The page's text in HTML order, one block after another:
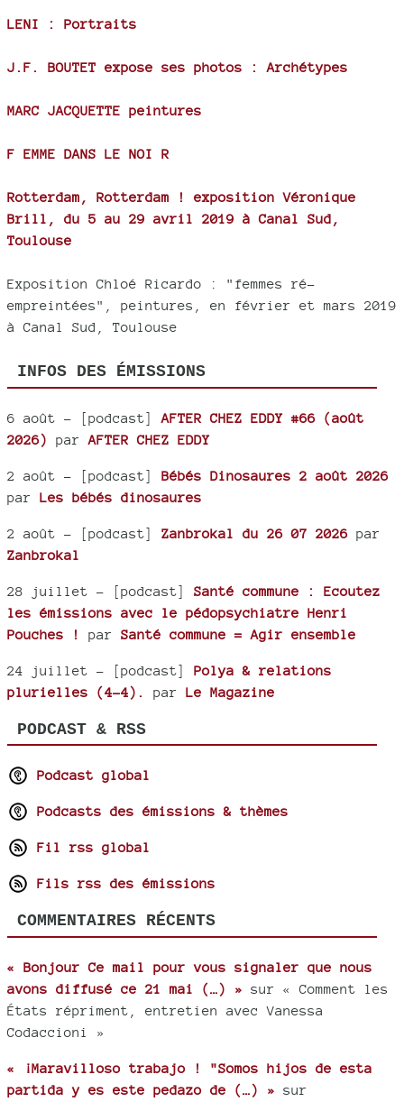
LENI : Portraits
J.F. BOUTET expose ses photos : Archétypes
MARC JACQUETTE peintures
F EMME DANS LE NOI R
Rotterdam, Rotterdam ! exposition Véronique
Brill, du 5 au 29 avril 2019 à Canal Sud,
Toulouse
Exposition Chloé Ricardo : "femmes ré-
empreintées", peintures, en février et mars 2019
à Canal Sud, Toulouse
INFOS DES ÉMISSIONS
6 août - [podcast] AFTER CHEZ EDDY #66 (août
2026)
par AFTER CHEZ EDDY
2 août - [podcast] Bébés Dinosaures 2 août 2026
par Les bébés dinosaures
2 août - [podcast] Zanbrokal du 26 07 2026 par
Zanbrokal
28 juillet - [podcast] Santé commune : Ecoutez
les émissions avec le pédopsychiatre Henri
Pouches !
par Santé commune = Agir ensemble
24 juillet - [podcast] Polya & relations
plurielles (4-4).
par Le Magazine
PODCAST & RSS
Podcast global
Podcasts des émissions & thèmes
Fil rss global
Fils rss des émissions
COMMENTAIRES RÉCENTS
« Bonjour Ce mail pour vous signaler que nous
avons diffusé ce 21 mai (…) » sur « Comment les
États répriment, entretien avec Vanessa
Codaccioni »
« ¡Maravilloso trabajo ! "Somos hijos de esta
partida y es este pedazo de (…) » sur